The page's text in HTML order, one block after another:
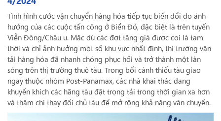
Tình hình cước vận chuyển hàng hóa tiếp tục biến đổi do ảnh
hưởng của các cuộc tấn công ở Biển Đỏ, đặc biệt là trên tuyến
Viễn Đông/Châu u. Mặc dù các đợt tăng giá được coi là tạm
thời và chỉ ảnh hưởng một số khu vực nhất định, thị trường vận
tải hàng hóa đã nhanh chóng phục hồi và trở thành một làn
sóng trên thị trường thuê tàu. Trong bối cảnh thiếu tàu giao
ngay thuộc nhóm Post-Panamax, các nhà khai thác đang
khuyến khích các hãng tàu đặt trọng tải trong thời gian xa hơn
và thậm chí thay đổi chủ tàu để mở rộng khả năng vận chuyển.